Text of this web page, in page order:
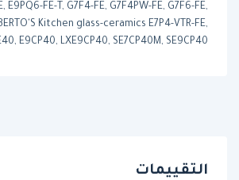
FE-T, G7F4-FE, G7F4PW-FE, G7F6-FE,
Kitchen glass-ceramics E7P4-VTR-FE,
E9CP40, LXE9CP40, SE7CP40M, SE9CP40
التقييمات